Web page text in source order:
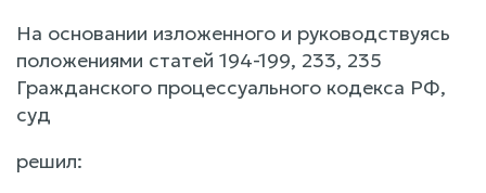
На основании изложенного и руководствуясь
положениями статей 194-199, 233, 235
Гражданского процессуального кодекса РФ,
суд
решил: